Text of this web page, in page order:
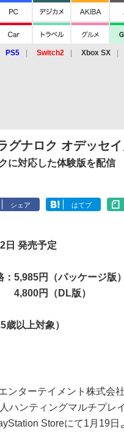
PS5 Switch2 Xbox SX
グナロク オデッセイ
に対応した体験版を配信
シェア はてブ
日 発売予定
：5,985円（パッケージ版）
円（DL版）
以上対象）
ンターテイメント株式会
ハンティングマルチプレ
Storeにて1月19日